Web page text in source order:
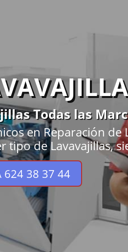
Todas las
en Reparación de
de Lavavajillas,
624 38 37 44